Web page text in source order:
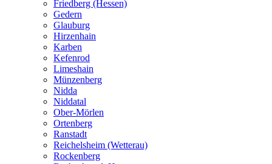
Friedberg (Hessen)
Gedern
Glauburg
Hirzenhain
Karben
Kefenrod
Limeshain
Münzenberg
Nidda
Niddatal
Ober-Mörlen
Ortenberg
Ranstadt
Reichelsheim (Wetterau)
Rockenberg